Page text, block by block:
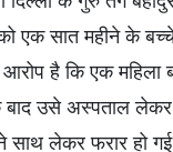
एक सात महीने के
है कि एक महिला
बाद उसे अस्पताल
साथ लेकर फरार हो